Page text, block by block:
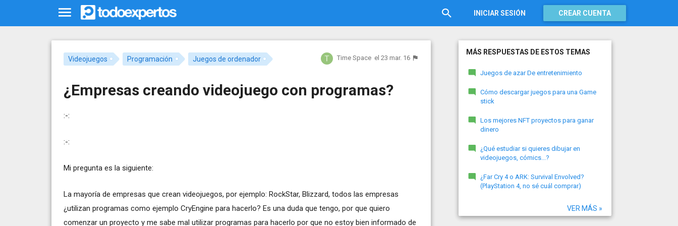
INICIAR SESIÓN CREAR CUENTA
Videojuegos Programación Juegos de ordenador Time Space el 23 mar. 16
¿Empresas creando videojuego con programas?
:-:
:-:
Mi pregunta es la siguiente:
La mayoría de empresas que crean videojuegos, por ejemplo: RockStar, Blizzard, todos las empresas
¿utilizan programas como ejemplo CryEngine para hacerlo? Es una duda que tengo, por que quiero
comenzar un proyecto y me sabe mal utilizar programas para hacerlo por que no estoy bien informado de
MÁS RESPUESTAS DE ESTOS TEMAS
Juegos de azar De entretenimiento
Cómo descargar juegos para una Game
stick
Los mejores NFT proyectos para ganar
dinero
¿Qué estudiar si quieres dibujar en
videojuegos, cómics...?
¿Far Cry 4 o ARK: Survival Envolved?
(PlayStation 4, no sé cuál comprar)
VER MÁS »